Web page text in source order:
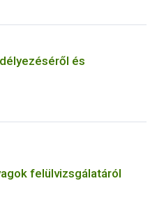
és
felülvizsgálatáról